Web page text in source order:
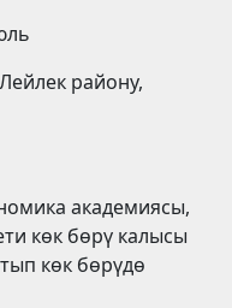
району,
академиясы,
көк бөрү калысы
көк бөрүдө